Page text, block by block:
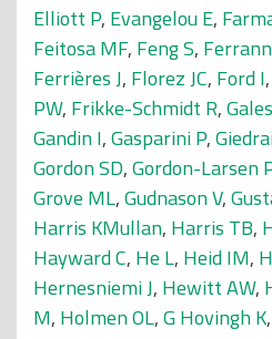
Elliott P, Evangelou E,
Feitosa MF, Feng S,
Ferrières J, Florez JC, Ford I,
PW, Frikke-Schmidt R,
Gandin I,Gasparini P,
Gordon SD,Gordon-Larsen
Grove ML,Gudnason V,
Harris KMullan, Harris TB,
Hayward C, He L, Heid IM,
Hernesniemi J, Hewitt AW,
M, Holmen OL,G Hovingh K,